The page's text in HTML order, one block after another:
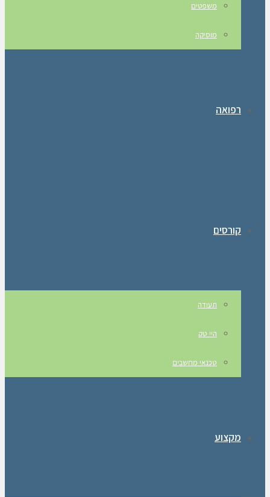
משפטים
מוסיקה
רפואה
קורסים
תעודה
היי טק
טכנאי מחשבים
מקצוע